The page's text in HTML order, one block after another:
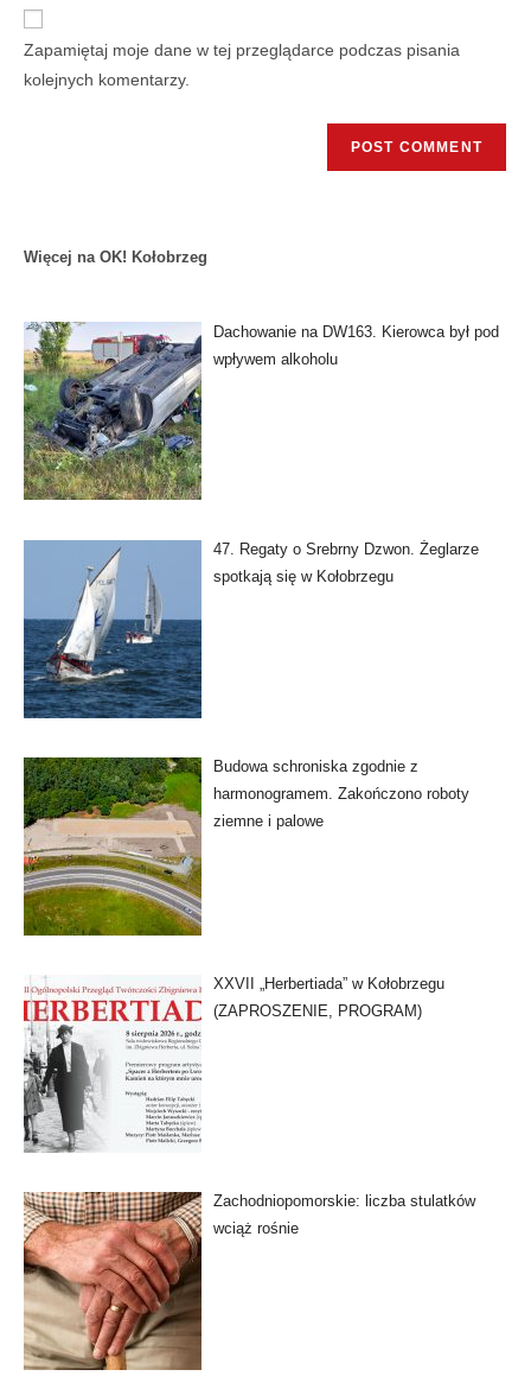
Zapamiętaj moje dane w tej przeglądarce podczas pisania
kolejnych komentarzy.
Więcej na OK! Kołobrzeg
Dachowanie na DW163. Kierowca był pod
wpływem alkoholu
47. Regaty o Srebrny Dzwon. Żeglarze
spotkają się w Kołobrzegu
Budowa schroniska zgodnie z
harmonogramem. Zakończono roboty
ziemne i palowe
XXVII „Herbertiada” w Kołobrzegu
(ZAPROSZENIE, PROGRAM)
Zachodniopomorskie: liczba stulatków
wciąż rośnie